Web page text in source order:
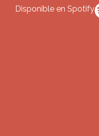
Disponible en Spotify